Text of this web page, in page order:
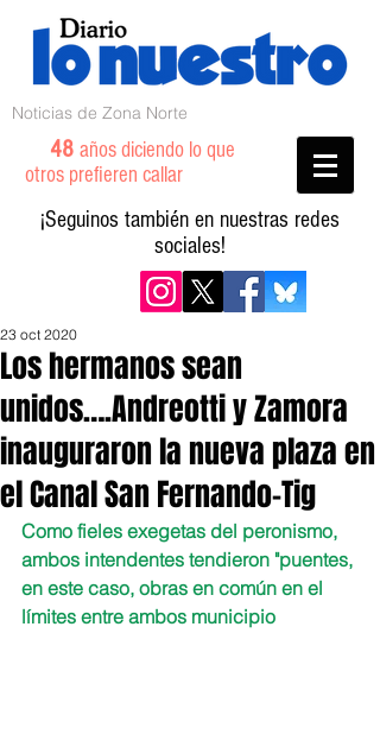
Noticias de Zona Norte
48 años diciendo lo que
otros prefieren callar
¡Seguinos también en nuestras redes
sociales!
Los hermanos sean
unidos….Andreotti y Zamora
inauguraron la nueva plaza en
el Canal San Fernando-Tig
23 oct 2020
Como fieles exegetas del peronismo,
ambos intendentes tendieron "puentes,
en este caso, obras en común en el
límites entre ambos municipio